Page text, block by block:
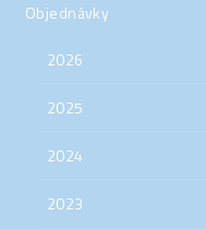
Objednávky
2026
2025
2024
2023